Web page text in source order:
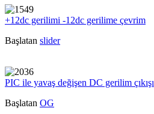
+12dc gerilimi -12dc gerilime çevrim
Başlatan slider
PIC ile yavaş değişen DC gerilim çıkışı
Başlatan OG